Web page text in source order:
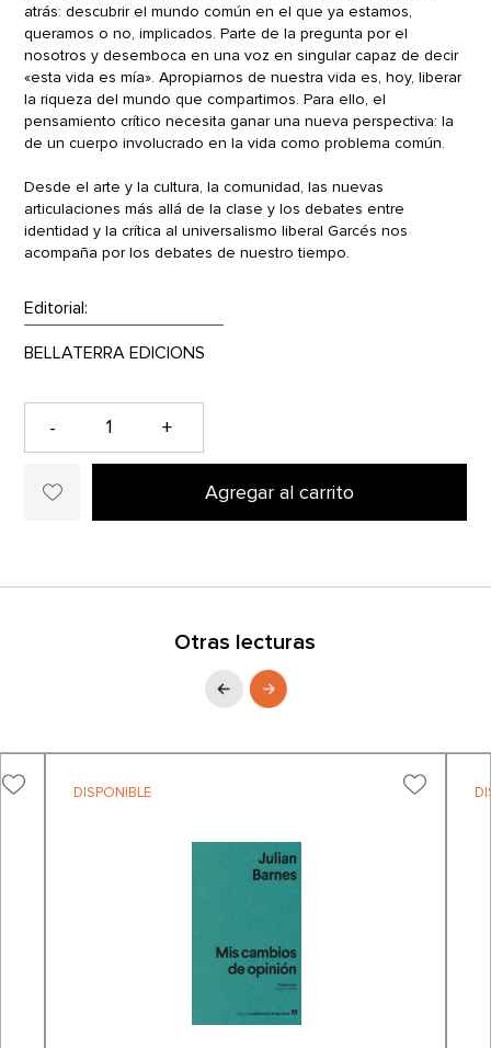
atrás: descubrir el mundo común en el que ya estamos,
queramos o no, implicados. Parte de la pregunta por el
nosotros y desemboca en una voz en singular capaz de decir
«esta vida es mía». Apropiarnos de nuestra vida es, hoy, liberar
la riqueza del mundo que compartimos. Para ello, el
pensamiento crítico necesita ganar una nueva perspectiva: la
de un cuerpo involucrado en la vida como problema común.
Desde el arte y la cultura, la comunidad, las nuevas
articulaciones más allá de la clase y los debates entre
identidad y la crítica al universalismo liberal Garcés nos
acompaña por los debates de nuestro tiempo.
Editorial:
- +
Agregar al carrito
Otras lecturas
DISPONIBLE